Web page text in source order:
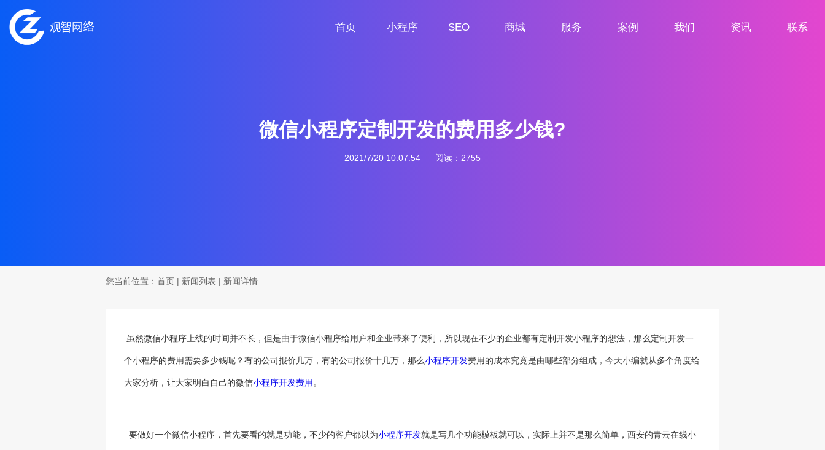
首页
小程序
SEO
商城
服务
案例
我们
资讯
联系
微信小程序定制开发的费用多少钱?
2021/7/20 10:07:54 阅读：2755
您当前位置： 首页 | 新闻列表 | 新闻详情
虽然微信小程序上线的时间并不长，但是由于微信小程序给用户和企业带来了便利，所以现在不少的企业都有定制开发小程序的想法，那么定制开发一
个小程序的费用需要多少钱呢？有的公司报价几万，有的公司报价十几万，那么小程序开发费用的成本究竟是由哪些部分组成，今天小编就从多个角度给
大家分析，让大家明白自己的微信小程序开发费用 。
要做好一个微信小程序，首先要看的就是功能，不少的客户都以为小程序开发就是写几个功能模板就可以，实际上并不是那么简单，西安的青云在线小